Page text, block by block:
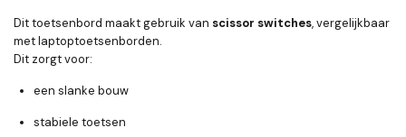
Dit toetsenbord maakt gebruik van scissor switches, vergelijkbaar
met laptoptoetsenborden.
Dit zorgt voor:
een slanke bouw
stabiele toetsen